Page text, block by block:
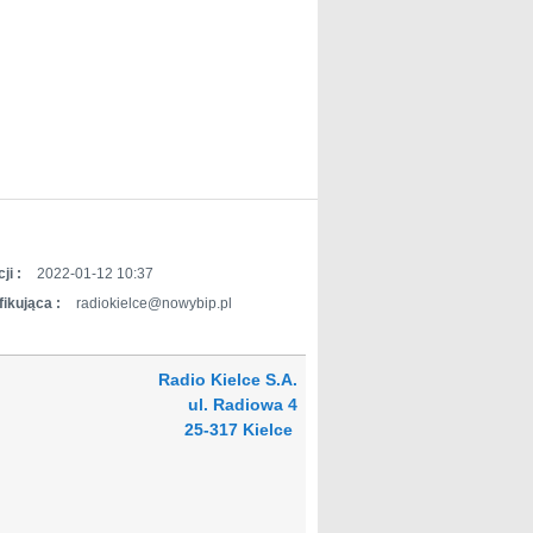
:
2022-01-12 10:37
:
radiokielce@nowybip.pl
Radio Kielce S.A.
ul. Radiowa 4
25-317 Kielce